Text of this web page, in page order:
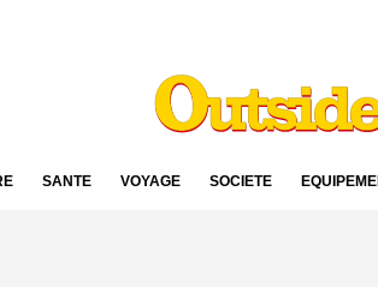
SANTÉ VOYAGE SOCIÉTÉ